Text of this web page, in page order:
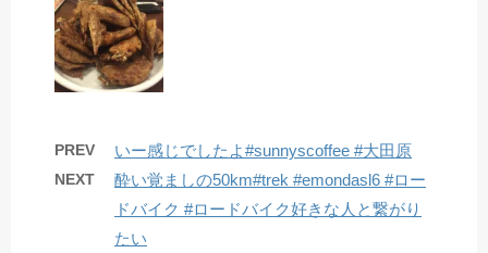
PREV いー感じでしたよ#sunnyscoffee #大田原
NEXT
酔い覚ましの50km#trek #emondasl6 #ロー
ドバイク #ロードバイク好きな人と繋がり
たい